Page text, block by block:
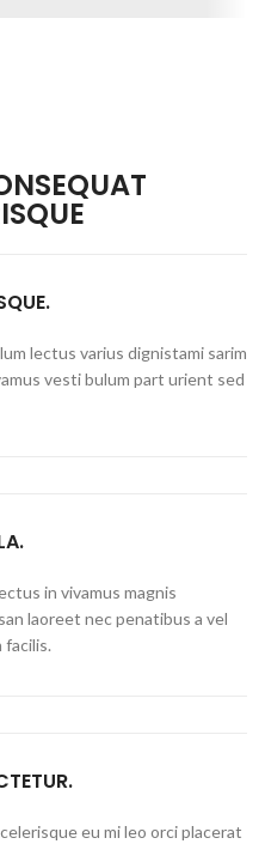
lectus varius dignistami sarim
vesti bulum part urient sed
in vivamus magnis
laoreet nec penatibus a vel
facilis.
eu mi leo orci placerat